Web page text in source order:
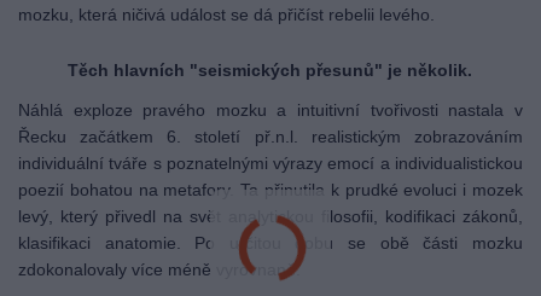
mozku, která ničivá událost se dá přičíst rebelii levého.
Těch hlavních "seismických přesunů" je několik.
Náhlá exploze pravého mozku a intuitivní tvořivosti nastala v
Řecku začátkem 6. století př.n.l. realistickým zobrazováním
individuální tváře s poznatelnými výrazy emocí a individualistickou
poezií bohatou na metafory. Ta přinutila k prudké evoluci i mozek
levý, který přivedl na svět analytickou filosofii, kodifikaci zákonů,
klasifikaci anatomie. Po určitou dobu se obě části mozku
zdokonalovaly více méně vyrovnaně.